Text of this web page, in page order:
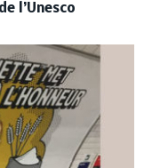
l’Unesco